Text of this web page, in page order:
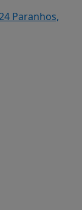
Paranhos,